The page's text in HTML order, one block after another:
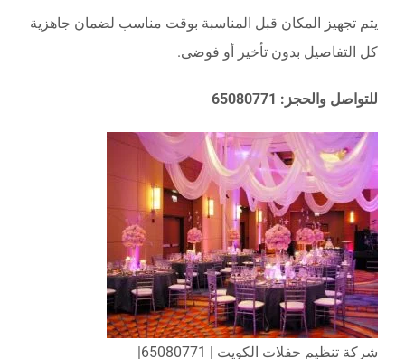
يتم تجهيز المكان قبل المناسبة بوقت مناسب لضمان جاهزية
كل التفاصيل بدون تأخير أو فوضى.
للتواصل والحجز: 65080771